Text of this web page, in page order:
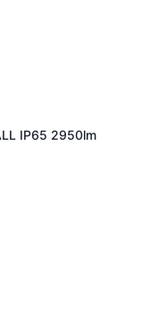
IP65 2950lm